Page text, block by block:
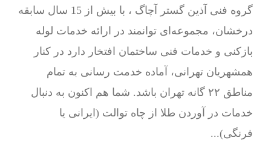
گروه فنی آذین گستر آچاگ ، با بیش از 15 سال سابقه
درخشان، مجموعه‌ای توانمند در ارائه خدمات لوله
بازکنی و خدمات فنی ساختمان افتخار دارد در کنار
همشهریان تهرانی، آماده خدمت رسانی به تمام
مناطق ۲۲ گانه تهران باشد. شما هم اکنون به دنبال
خدمات در آوردن طلا از چاه توالت (ایرانی یا
فرنگی)...